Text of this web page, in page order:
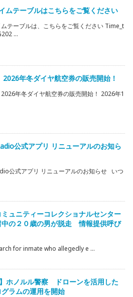
ムテーブルはこちらをご覧ください
テーブルは、こちらをご覧ください Time_t
...
2026年冬ダイヤ航空券の販売開始！
2026年冬ダイヤ航空券の販売開始！ 2026年1
公式アプリ リニューアルのお知ら
公式アプリ リニューアルのお知らせ いつ
ュニティーコレクショナルセンター
中の２０歳の男が脱走 情報提供呼び
for inmate who allegedly e ...
】ホノルル警察 ドローンを活用した
ラムの運用を開始